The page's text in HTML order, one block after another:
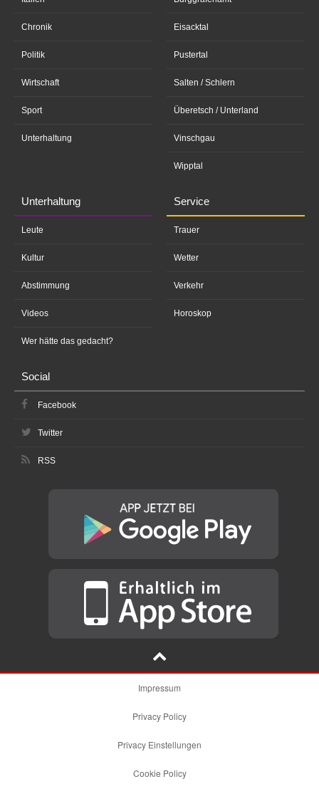
Chronik
Politik
Wirtschaft
Sport
Unterhaltung
Eisacktal
Pustertal
Salten / Schlern
Überetsch / Unterland
Vinschgau
Wipptal
Unterhaltung
Leute
Kultur
Abstimmung
Videos
Wer hätte das gedacht?
Service
Trauer
Wetter
Verkehr
Horoskop
Social
Facebook
Twitter
RSS
Impressum
Privacy Policy
Privacy Einstellungen
Cookie Policy